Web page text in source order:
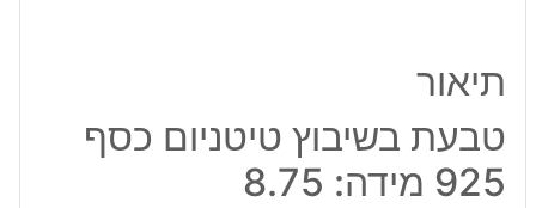
תיאור
טבעת בשיבוץ טיטניום כסף
925 מידה: 8.75